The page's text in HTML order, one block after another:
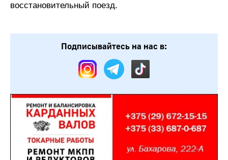
восстановительный поезд.
Подписывайтесь на нас в: